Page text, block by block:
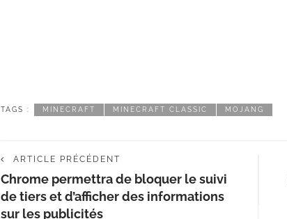
TAGS : MINECRAFT MINECRAFT CLASSIC MOJANG
ARTICLE PRÉCÉDENT
Chrome permettra de bloquer le suivi
de tiers et d’afficher des informations
sur les publicités